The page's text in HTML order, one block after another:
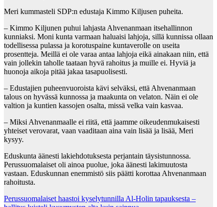
Meri kummasteli SDP:n edustaja Kimmo Kiljusen puheita.
– Kimmo Kiljunen puhui lahjasta Ahvenanmaan itsehallinnon
kunniaksi. Moni kunta varmaan haluaisi lahjoja, sillä kunnissa ollaan
todellisessa pulassa ja korotuspaine kuntaverolle on useita
prosentteja. Meillä ei ole varaa antaa lahjoja eikä ainakaan niin, että
vain jollekin taholle taataan hyvä rahoitus ja muille ei. Hyviä ja
huonoja aikoja pitää jakaa tasapuolisesti.
– Edustajien puheenvuoroista kävi selväksi, että Ahvenanmaan
talous on hyvässä kunnossa ja maakunta on velaton. Näin ei ole
valtion ja kuntien kassojen osalta, missä velka vain kasvaa.
– Miksi Ahvenanmaalle ei riitä, että jaamme oikeudenmukaisesti
yhteiset verovarat, vaan vaaditaan aina vain lisää ja lisää, Meri
kysyy.
Eduskunta äänesti lakiehdotuksesta perjantain täysistunnossa.
Perussuomalaiset oli ainoa puolue, joka äänesti lakimuutosta
vastaan. Eduskunnan enemmistö siis päätti korottaa Ahvenanmaan
rahoitusta.
Post
Perussuomalaiset haastoi kyselytunnilla Al-Holin tapauksesta –